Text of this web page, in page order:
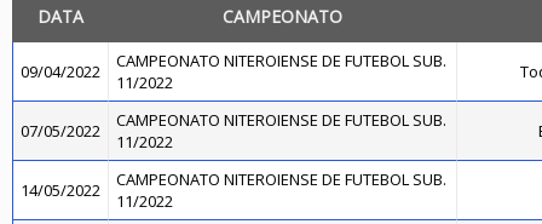
DATA CAMPEONATO
09/04/2022
CAMPEONATO NITEROIENSE DE FUTEBOL SUB.
11/2022
07/05/2022
CAMPEONATO NITEROIENSE DE FUTEBOL SUB.
11/2022
14/05/2022
CAMPEONATO NITEROIENSE DE FUTEBOL SUB.
11/2022